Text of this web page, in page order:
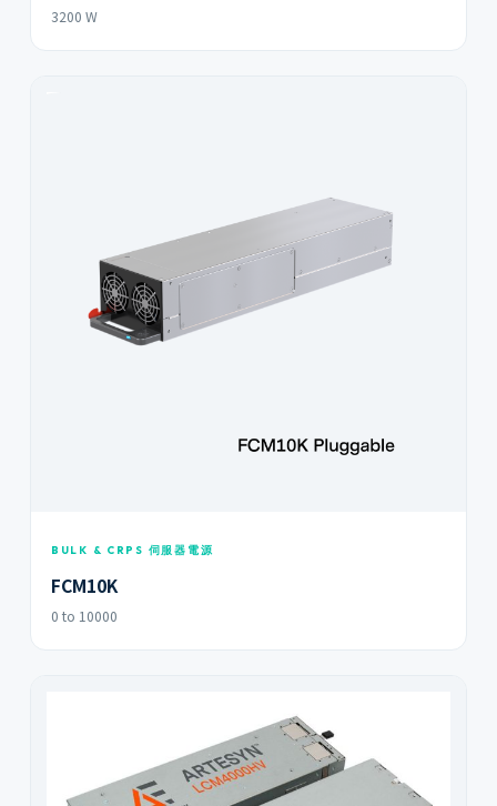
3200 W
BULK & CRPS 伺服器電源
FCM10K
0 to 10000